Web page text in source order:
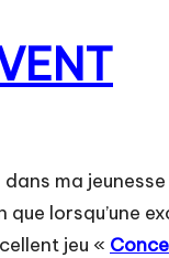
ma
lorsqu’une
jeu «